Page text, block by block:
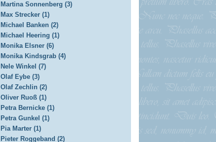
Martina Sonnenberg (3)
Max Strecker (1)
Michael Banken (2)
Michael Heering (1)
Monika Elsner (6)
Monika Kindsgrab (4)
Nele Winkel (7)
Olaf Eybe (3)
Olaf Zechlin (2)
Oliver Ruoß (1)
Petra Bernicke (1)
Petra Gunkel (1)
Pia Marter (1)
Pieter Roggeband (2)